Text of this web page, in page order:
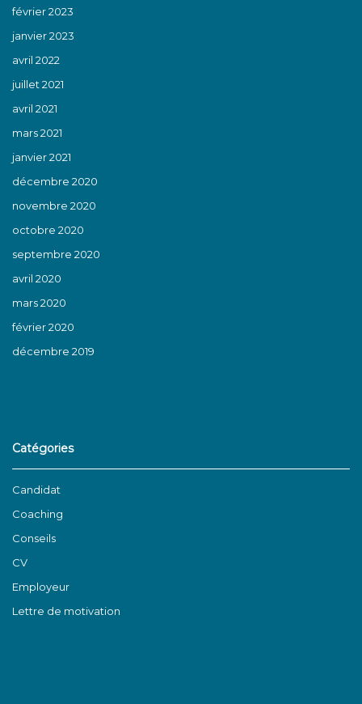
février 2023
janvier 2023
avril 2022
juillet 2021
avril 2021
mars 2021
janvier 2021
décembre 2020
novembre 2020
octobre 2020
septembre 2020
avril 2020
mars 2020
février 2020
décembre 2019
Catégories
Candidat
Coaching
Conseils
CV
Employeur
Lettre de motivation